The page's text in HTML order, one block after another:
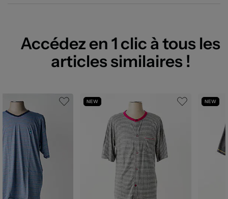
Accédez en 1 clic à tous les
articles similaires !
NEW NEW